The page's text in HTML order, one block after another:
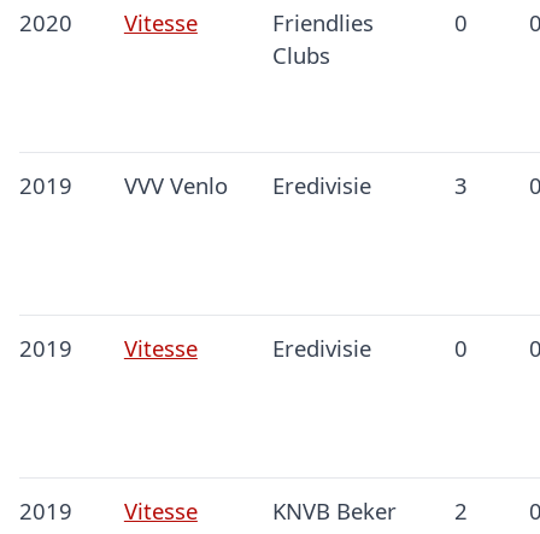
2020 Vitesse
Friendlies
Clubs
0
2019 VVV Venlo Eredivisie 3
2019 Vitesse Eredivisie 0
2019 Vitesse KNVB Beker 2